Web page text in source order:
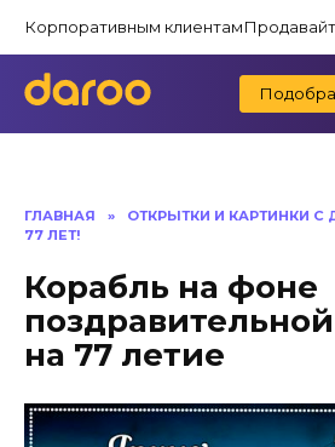
содержанию
Корпоративным клиентам
ГЛАВНАЯ »
ОТКРЫТКИ И КАРТИНКИ
77 ЛЕТ!
Корабль на фоне
на 77 летие